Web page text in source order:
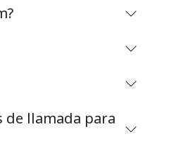
de llamada para